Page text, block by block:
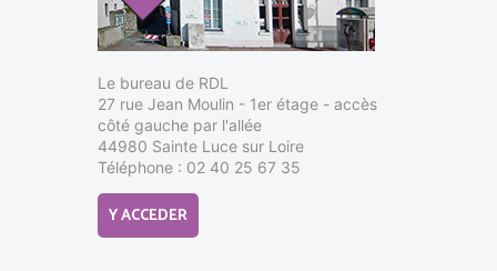
Le bureau de RDL
27 rue Jean Moulin - 1er étage - accès
côté gauche par l'allée
44980 Sainte Luce sur Loire
Téléphone : 02 40 25 67 35
Y ACCEDER